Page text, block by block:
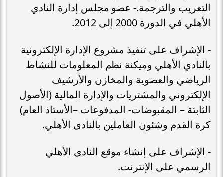
التعريب والترجمة.- عضو مجلس إدارة النادي
الأهلي في الدورة 2000 إلى 2012.
- الإشراف على تنفيذ مشروع الإدارة الإلكترونية
بالنادي الأهلي وميكنة نظم المعلومات للنشاط
الرياضي والعضوية والمخازن والأرشيف
الإلكتروني والمشتريات والإدارة المالية (الأصول
الثابتة – المقبوضات- المدفوعات –الأستاذ العام)
كرة القدم وشئون العاملين بالنادى الأهلي.
- الإشراف على إنشاء موقع النادى الأهلي
الرسمي على الإنترنت.